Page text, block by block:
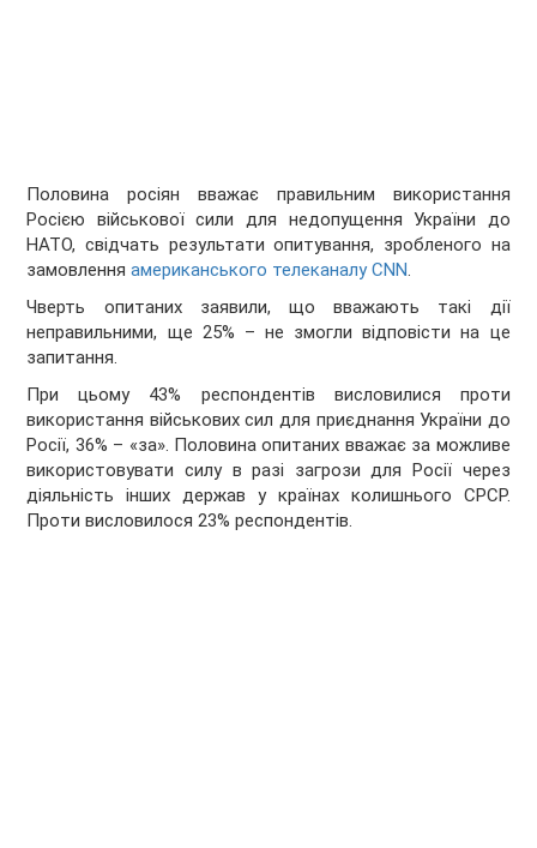
Половина росіян вважає правильним використання
Росією військової сили для недопущення України до
НАТО, свідчать результати опитування, зробленого на
замовленняамериканського телеканалу CNN.
Чверть опитаних заявили, що вважають такі дії
неправильними, ще 25% – не змогли відповісти на це
запитання.
При цьому 43% респондентів висловилися проти
використання військових сил для приєднання України до
Росії, 36% – «за». Половина опитаних вважає за можливе
використовувати силу в разі загрози для Росії через
діяльність інших держав у країнах колишнього СРСР.
Проти висловилося 23% респондентів.